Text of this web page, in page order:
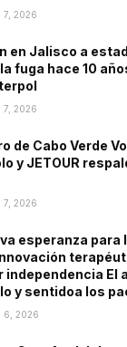
7, 2026
en Jalisco a
fuga hace 10
7, 2026
de Cabo Verde
y JETOUR
7, 2026
esperanza para
independencia El
y sentidoa los
6, 2026